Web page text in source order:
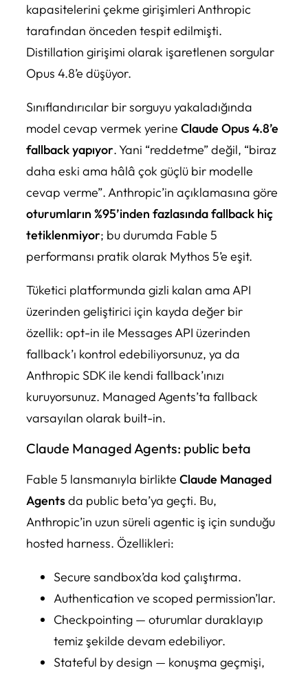
kapasitelerini çekme girişimleri Anthropic
tarafından önceden tespit edilmişti.
Distillation girişimi olarak işaretlenen sorgular
Opus 4.8’e düşüyor.
Sınıflandırıcılar bir sorguyu yakaladığında
model cevap vermek yerine Claude Opus 4.8’e
fallback yapıyor. Yani “reddetme” değil, “biraz
daha eski ama hâlâ çok güçlü bir modelle
cevap verme”. Anthropic’in açıklamasına göre
oturumların %95’inden fazlasında fallback hiç
tetiklenmiyor; bu durumda Fable 5
performansı pratik olarak Mythos 5’e eşit.
Tüketici platformunda gizli kalan ama API
üzerinden geliştirici için kayda değer bir
özellik: opt-in ile Messages API üzerinden
fallback’ı kontrol edebiliyorsunuz, ya da
Anthropic SDK ile kendi fallback’ınızı
kuruyorsunuz. Managed Agents’ta fallback
varsayılan olarak built-in.
Claude Managed Agents: public beta
Fable 5 lansmanıyla birlikte Claude Managed
Agentsda public beta’ya geçti. Bu,
Anthropic’in uzun süreli agentic iş için sunduğu
hosted harness. Özellikleri:
Secure sandbox’da kod çalıştırma.
Authentication ve scoped permission’lar.
Checkpointing — oturumlar duraklayıp
temiz şekilde devam edebiliyor.
Stateful by design — konuşma geçmişi,